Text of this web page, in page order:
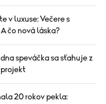
v luxuse: Večere s
čo nová láska?
speváčka sa sťahuje z
projekt
20 rokov pekla: